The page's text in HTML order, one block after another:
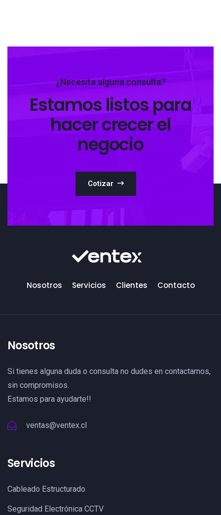
¿Necesita alguna consulta?
Estamos listos para
hacer crecer el
negocio
Cotizar
Nosotros Servicios Clientes Contacto
Nosotros
Si tienes alguna duda o consulta no dudes en contactarnos,
sin compromisos.
Estamos para ayudarte!!
ventas@ventex.cl
Servicios
Cableado Estructurado
Seguridad Electrónica CCTV